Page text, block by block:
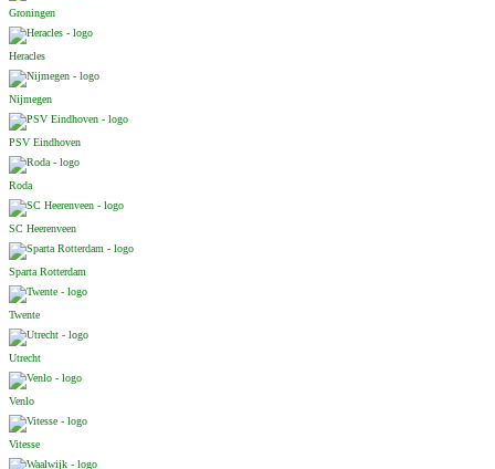
Groningen
Heracles
Nijmegen
PSV Eindhoven
Roda
SC Heerenveen
Sparta Rotterdam
Twente
Utrecht
Venlo
Vitesse